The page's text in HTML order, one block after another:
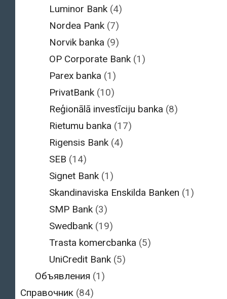
Luminor Bank (4)
Nordea Pank (7)
Norvik banka (9)
OP Corporate Bank (1)
Parex banka (1)
PrivatBank (10)
Reģionālā investīciju banka (8)
Rietumu banka (17)
Rigensis Bank (4)
SEB (14)
Signet Bank (1)
Skandinaviska Enskilda Banken (1)
SMP Bank (3)
Swedbank (19)
Trasta komercbanka (5)
UniCredit Bank (5)
Объявления (1)
Справочник (84)